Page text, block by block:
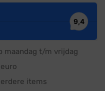
maandag t/m vrijdag
items